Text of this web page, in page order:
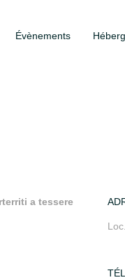
Évènements
a tessere